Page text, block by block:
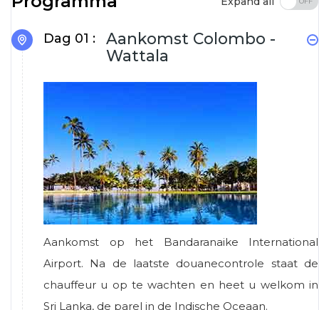
Dag 01 :
Aankomst Colombo -
Wattala
Aankomst op het Bandaranaike International
Airport. Na de laatste douanecontrole staat de
chauffeur u op te wachten en heet u welkom in
Sri Lanka, de parel in de Indische Oceaan.